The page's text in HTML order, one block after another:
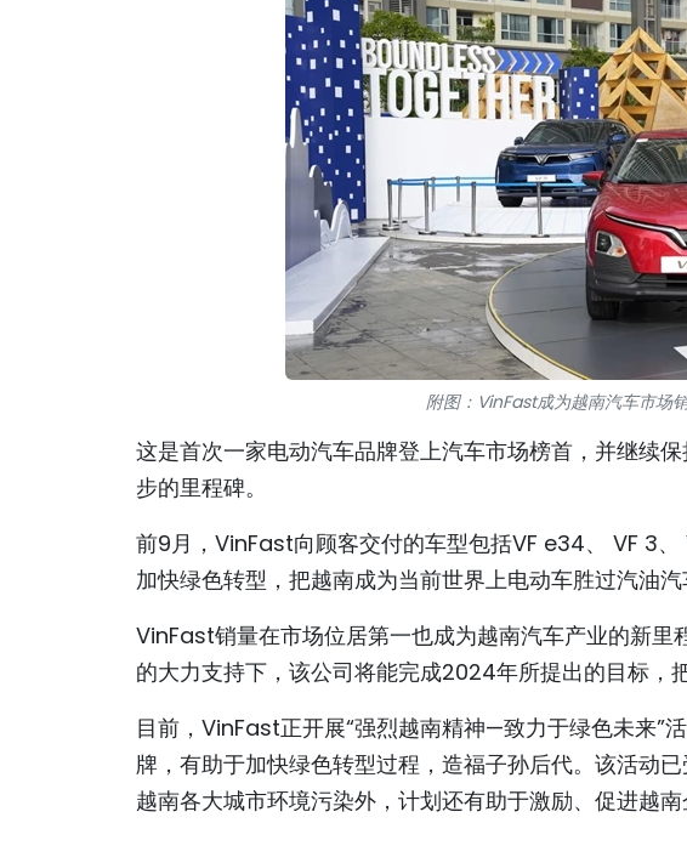
附图：VinFast成为越南汽车市场
这是首次一家电动汽车品牌登上汽车市场榜首，并继续
步的里程碑。
前9月，VinFast向顾客交付的车型包括VF e34、 VF 3
加快绿色转型，把越南成为当前世界上电动车胜过汽油汽
VinFast销量在市场位居第一也成为越南汽车产业的新
的大力支持下，该公司将能完成2024年所提出的目标，
目前，VinFast正开展“强烈越南精神—致力于绿色未来”
牌，有助于加快绿色转型过程，造福子孙后代。该活动
越南各大城市环境污染外，计划还有助于激励、促进越